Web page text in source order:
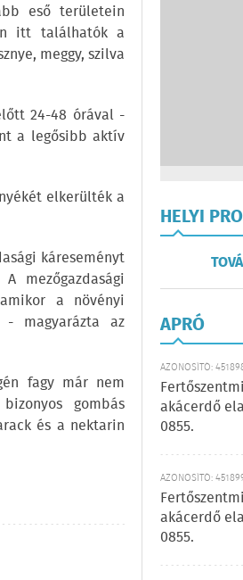
eső területein
itt találhatók a
meggy, szilva
24-48 órával -
a legősibb aktív
elkerülték a
káreseményt
mezőgazdasági
a növényi
- magyarázta az
fagy már nem
gombás
és a nektarin
HELYI
APRÓ
AZONOSÍTÓ:
akácerdő
0855.
AZONOSÍTÓ:
akácerdő
0855.